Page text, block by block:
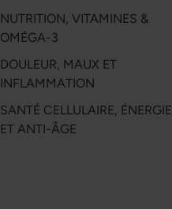
NUTRITION, VITAMINES &
OMÉGA-3
DOULEUR, MAUX ET
INFLAMMATION
SANTÉ CELLULAIRE, ÉNERGIE
ET ANTI-ÂGE